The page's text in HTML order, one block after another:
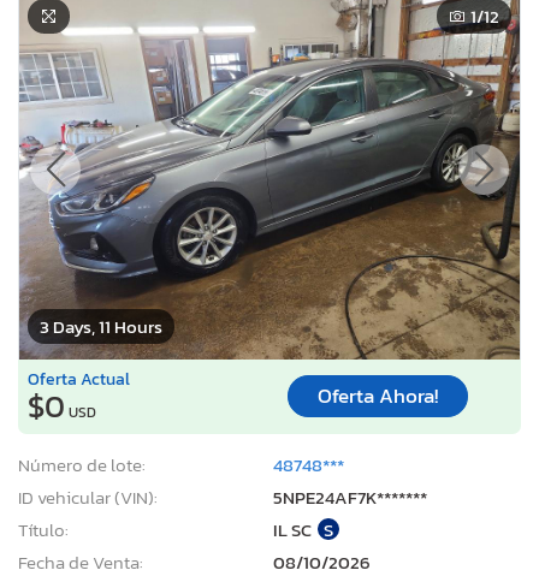
3 Days, 11 Hours
1/12
Oferta Actual
$0 USD
Oferta Ahora!
Número de lote:
48748***
ID vehicular (VIN):
5NPE24AF7K*******
Título:
IL SC S
Fecha de Venta:
08/10/2026